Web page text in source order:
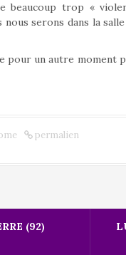
beaucoup trop «
serons dans la
pour un autre moment
permalien
(92)